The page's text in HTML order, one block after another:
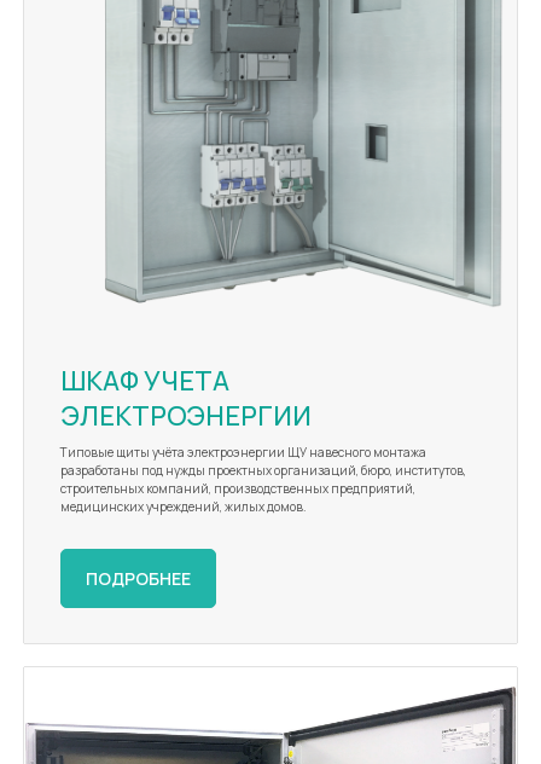
ШКАФ УЧЕТА
ЭЛЕКТРОЭНЕРГИИ
Типовые щиты учёта электроэнергии ЩУ навесного монтажа
разработаны под нужды проектных организаций, бюро, институтов,
строительных компаний, производственных предприятий,
медицинских учреждений, жилых домов.
ПОДРОБНЕЕ